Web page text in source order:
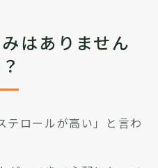
はありません
テロールが高い」と言わ